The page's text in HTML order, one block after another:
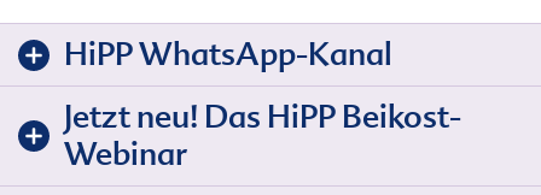
HiPP WhatsApp-Kanal
Jetzt neu! Das HiPP Beikost-
Webinar